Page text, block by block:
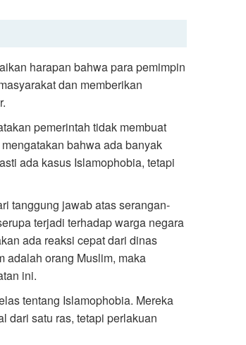
harapan bahwa para pemimpin
dan memberikan
pemerintah tidak membuat
bahwa ada banyak
ada kasus Islamophobia, tetapi
tanggung jawab atas serangan-
terjadi terhadap warga negara
ada reaksi cepat dari dinas
adalah orang Muslim, maka
ini.
tentang Islamophobia. Mereka
dari satu ras, tetapi perlakuan